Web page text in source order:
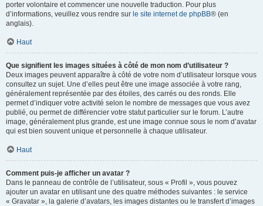
porter volontaire et commencer une nouvelle traduction. Pour plus
d’informations, veuillez vous rendre sur le site internet de phpBB® (en
anglais).
Haut
Que signifient les images situées à côté de mon nom d’utilisateur ?
Deux images peuvent apparaître à côté de votre nom d’utilisateur lorsque vous
consultez un sujet. Une d’elles peut être une image associée à votre rang,
généralement représentée par des étoiles, des carrés ou des ronds. Elle
permet d’indiquer votre activité selon le nombre de messages que vous avez
publié, ou permet de différencier votre statut particulier sur le forum. L’autre
image, généralement plus grande, est une image connue sous le nom d’avatar
qui est bien souvent unique et personnelle à chaque utilisateur.
Haut
Comment puis-je afficher un avatar ?
Dans le panneau de contrôle de l’utilisateur, sous « Profil », vous pouvez
ajouter un avatar en utilisant une des quatre méthodes suivantes : le service
« Gravatar », la galerie d’avatars, les images distantes ou le transfert d’images